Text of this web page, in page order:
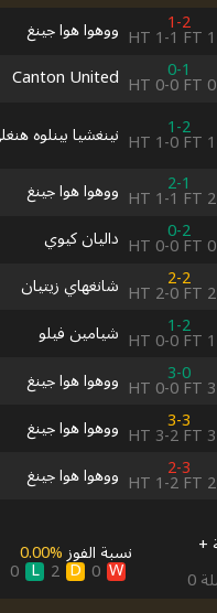
1-2
HT1-1 FT
ووهوا هوا جينغ
0-1
HT0-0FT
Canton United
1-2
HT1-0FT
نينغشيا بينلوه
2-1
HT1-1 FT
ووهوا هوا جينغ
0-2
HT0-0FT
داليان كيوي
2-2
HT2-0FT
شانغهاي زيتيان
1-2
HT0-0FT
شيامين فيلو
3-0
HT0-0FT
ووهوا هوا جينغ
3-3
HT3-2FT
ووهوا هوا جينغ
2-3
HT1-2FT ووهوا هوا جينغ
+
0
نسبة الفوز0.00‎%‎
W
0
D
2
L
0